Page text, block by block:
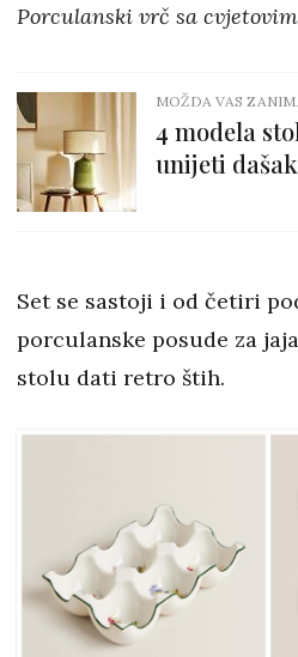
Porculanski vrč sa
MOŽDA VAS
4 modela
unijeti
Set se sastoji i od četiri
porculanske posude za
stolu dati retro štih.